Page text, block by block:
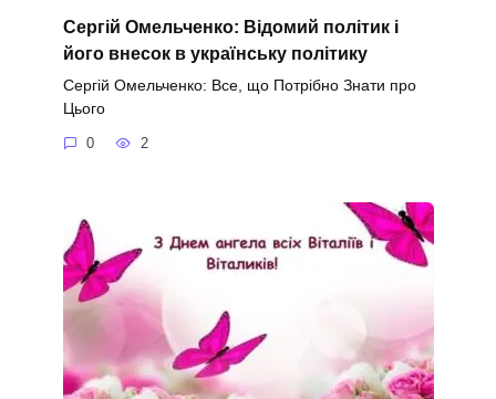
Сергій Омельченко: Відомий політик і
його внесок в українську політику
Сергій Омельченко: Все, що Потрібно Знати про
Цього
0 2